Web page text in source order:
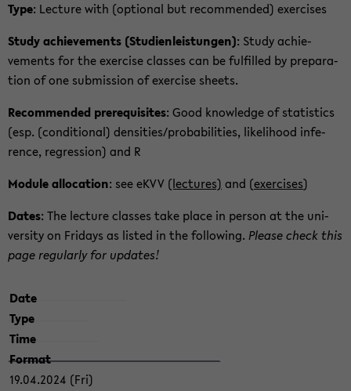
Type: Lec­tu­re with (op­tio­nal but re­com­men­ded) ex­er­ci­s­es
Study achie­vements (Stu­di­en­leis­tun­gen): Study achie­
vements for the ex­er­ci­se clas­ses can be ful­fil­led by pre­pa­ra­
ti­on of one sub­mis­si­on of ex­er­ci­se sheets.
Re­com­men­ded pre­re­qui­si­tes: Good know­ledge of sta­tis­tics
(esp. (con­di­tio­nal) den­si­ties/pro­ba­bi­li­ties, li­keli­hood in­fe­
rence, re­gres­si­on) and R
Mo­du­le al­lo­ca­ti­on: see eKVV (lec­tu­res) and (ex­er­ci­s­es)
Dates: The lec­tu­re clas­ses take place in per­son at the uni­
ver­si­ty on Fri­days as listed in the fol­lo­wing. Plea­se check this
page re­gu­lar­ly for up­dates!
Date
Type
Time
For­mat
19.04.2024 (Fri)